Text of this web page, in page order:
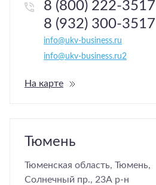
На карте
8 (800) 222-3517
8 (932) 300-3517
info@ukv-business.ru
info@ukv-business.ru2
Тюмень
Тюменская область, Тюмень,
Солнечный пр., 23А р-н